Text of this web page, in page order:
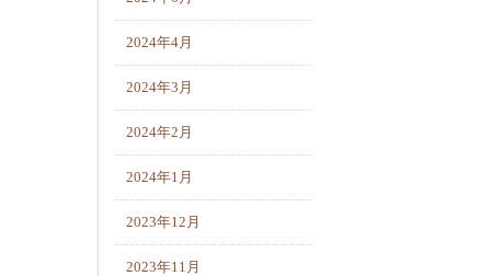
2024年4月
2024年3月
2024年2月
2024年1月
2023年12月
2023年11月